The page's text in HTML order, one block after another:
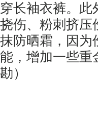
穿长袖衣裤。此
挠伤、粉刺挤压
抹防晒霜，因为
能，增加一些重
勘）